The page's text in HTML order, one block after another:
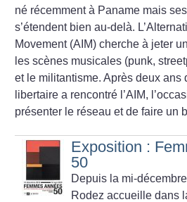
né récemment à Paname mais
s’étendent bien au-delà.
Movement (AIM) cherche à jeter
les scènes musicales (punk,
et le militantisme.Après deux ans
libertaire a rencontré l’AIM,
présenter le réseau et de faire un
Exposition :
50
Depuis la mi-
Rodez accueille dans